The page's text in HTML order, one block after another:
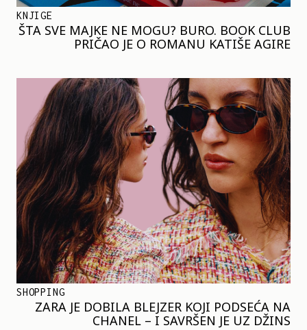
KNJIGE
ŠTA SVE MAJKE NE MOGU? BURO. BOOK CLUB
PRIČAO JE O ROMANU KATIŠE AGIRE
SHOPPING
ZARA JE DOBILA BLEJZER KOJI PODSEĆA NA
CHANEL – I SAVRŠEN JE UZ DŽINS